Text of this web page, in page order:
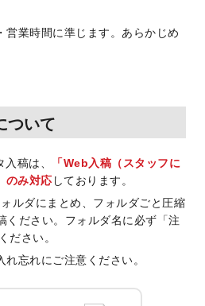
営業時間に準じます。あらかじめ
ついて
稿は、
「Web入稿（スタッフに
のみ対応 しております。
ルダにまとめ、フォルダごと圧縮
ください。フォルダ名に必ず「注
ださい。
忘れにご注意ください。